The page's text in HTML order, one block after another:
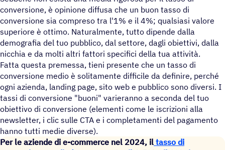
conversione, è opinione diffusa che un buon tasso di
conversione sia compreso tra l'1% e il 4%; qualsiasi valore
superiore è ottimo. Naturalmente, tutto dipende dalla
demografia del tuo pubblico, dal settore, dagli obiettivi, dalla
nicchia e da molti altri fattori specifici della tua attività.
Fatta questa premessa, tieni presente che un tasso di
conversione medio è solitamente difficile da definire, perché
ogni azienda, landing page, sito web e pubblico sono diversi. I
tassi di conversione "buoni" varieranno a seconda del tuo
obiettivo di conversione (elementi come le iscrizioni alla
newsletter, i clic sulle CTA e i completamenti del pagamento
hanno tutti medie diverse).
Per le aziende di e-commerce nel 2024, il tasso di